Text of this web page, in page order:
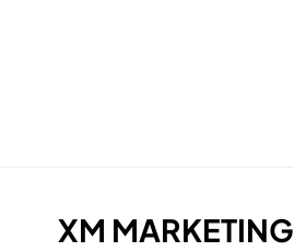
AUTHOR
:
XM MARKETING